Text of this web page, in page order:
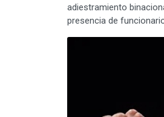
adiestramiento
presencia de